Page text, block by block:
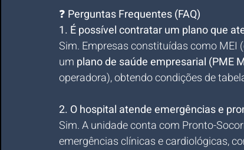
❓ Perguntas Frequentes (FAQ)
1. É possível contratar um plano que
Sim. Empresas constituídas como
um plano de saúde empresarial (PME
operadora), obtendo condições de
2. O hospital atende emergências e
Sim. A unidade conta com Pronto-
emergências clínicas e cardiológicas,